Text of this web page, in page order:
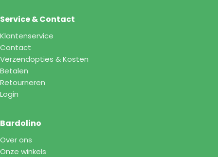
Service & Contact
Klantenservice
Contact
Verzendopties & Kosten
Betalen
Retourneren
Login
Bardolino
Over ons
Onze winkels